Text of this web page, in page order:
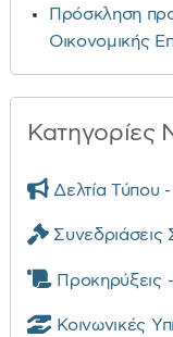
Πρόσκληση
Οικονομικής
Κατηγορίες
Δελτία Τύπου
Προκηρύξεις -
Κοινωνικές